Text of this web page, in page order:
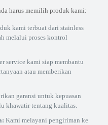
harus memilih produk kami:
kami terbuat dari stainless
melalui proses kontrol
service kami siap membantu
atau memberikan
garansi untuk kepuasan
khawatir tentang kualitas.
Kami melayani pengiriman ke